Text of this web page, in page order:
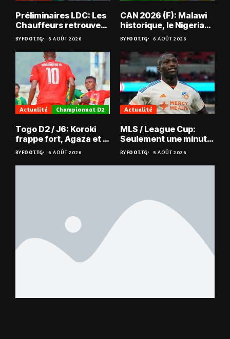
Préliminaires LDC: Les
Chauffeurs retrouvent
les Mimos
BYFOOT.TG 6 AOÛT 2026
CAN 2026 (F): Malawi
historique, le Nigeria
sauvé, la Zambie
éliminée
BYFOOT.TG 6 AOÛT 2026
Actualité Championnat D2
Togo D2 / J6: Koroki
frappe fort, Agaza et la
JCA assurent,
suspense avant Sara
FC – Doumbé FC
BYFOOT.TG 6 AOÛT 2026
Actualité
MLS / League Cup:
Seulement une minute
de jeu pour Kévin
Denkey
BYFOOT.TG 5 AOÛT 2026